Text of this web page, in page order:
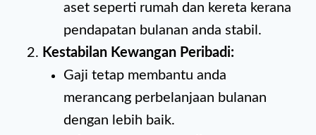
aset seperti rumah dan kereta kerana
pendapatan bulanan anda stabil.
Kestabilan Kewangan Peribadi:
Gaji tetap membantu anda
merancang perbelanjaan bulanan
dengan lebih baik.